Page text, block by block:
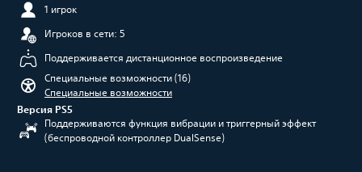
1 игрок
Игроков в сети: 5
Поддерживается дистанционное воспроизведение
Специальные возможности (16)
Специальные возможности
Версия PS5
Поддерживаются функция вибрации и триггерный эффект
(беспроводной контроллер DualSense)